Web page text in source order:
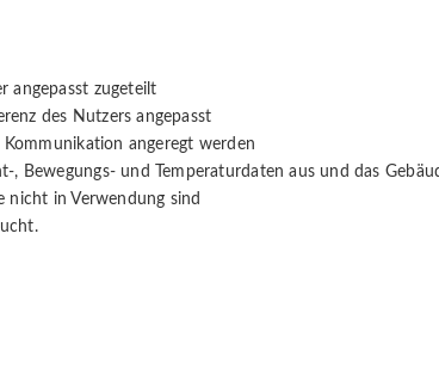
angepasst zugeteilt
des Nutzers angepasst
angeregt werden
und Temperaturdaten aus und das
nicht in Verwendung sind